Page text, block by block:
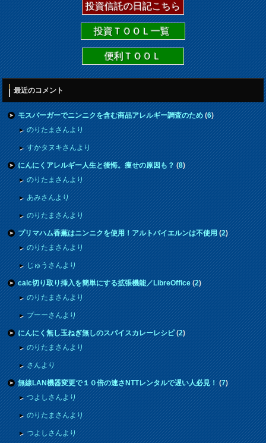
投資信託の日記こちら
投資ＴＯＯＬ一覧
便利ＴＯＯＬ
最近のコメント
モスバーガーでニンニクを含む商品アレルギー調査のため(6)
のりたまさんより
すかタヌキさんより
にんにくアレルギー人生と後悔。痩せの原因も？(8)
のりたまさんより
あみさんより
のりたまさんより
プリマハム香薫はニンニクを使用！アルトバイエルンは不使用(2)
のりたまさんより
じゅうさんより
calc切り取り挿入を簡単にする拡張機能／LibreOffice(2)
のりたまさんより
プーーさんより
にんにく無し玉ねぎ無しのスパイスカレーレシピ(2)
のりたまさんより
さんより
無線LAN機器変更で１０倍の速さNTTレンタルで遅い人必見！(7)
つよしさんより
のりたまさんより
つよしさんより